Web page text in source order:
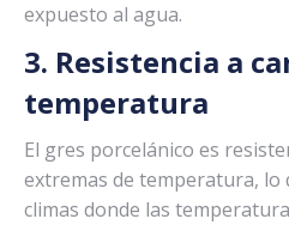
expuesto al agua.
3. Resistencia a
temperatura
El gres porcelánico es
extremas de temperatura, lo
climas donde las